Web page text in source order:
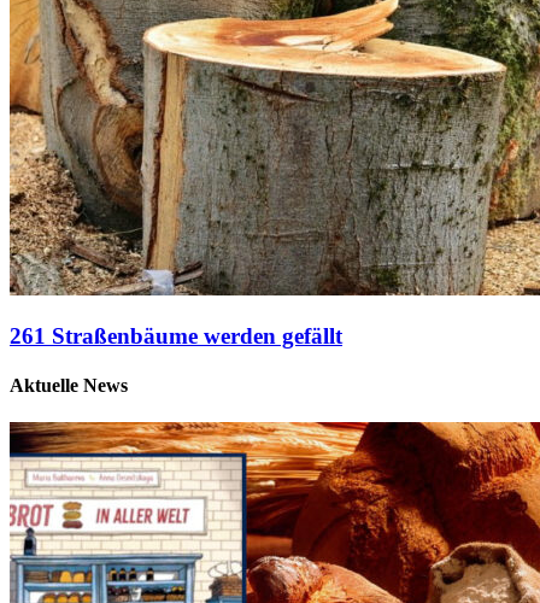
261 Straßenbäume werden gefällt
Aktuelle News